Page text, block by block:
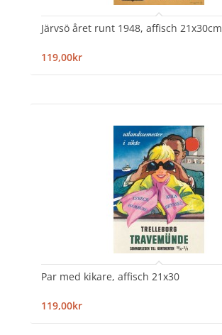
Järvsö året runt 1948, affisch 21x30cm
119,00kr
Par med kikare, affisch 21x30
119,00kr